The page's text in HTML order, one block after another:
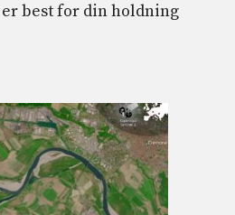
best for din holdning